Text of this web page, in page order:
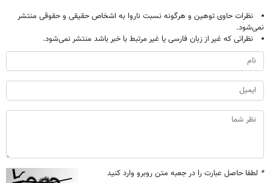
نظرات حاوی توهین و هرگونه نسبت ناروا به اشخاص حقیقی و حقوقی منتشر
نمی‌شود.
نظراتی که غیر از زبان فارسی یا غیر مرتبط با خبر باشد منتشر نمی‌شود.
* لطفا حاصل عبارت را در جعبه متن روبرو وارد کنید